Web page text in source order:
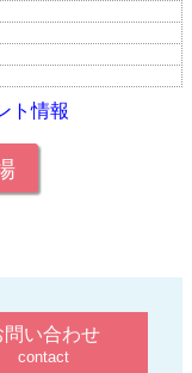
ト情報
問い合わせ
contact